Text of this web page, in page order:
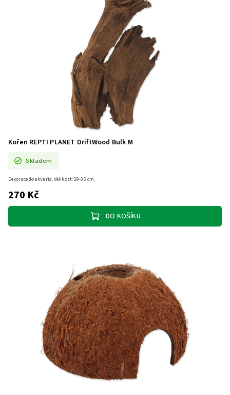
Kořen REPTI PLANET DriftWood Bulk M
Skladem
270 Kč
DO KOŠÍKU
Dekorace do akvária. Velikost: 29-36 cm.